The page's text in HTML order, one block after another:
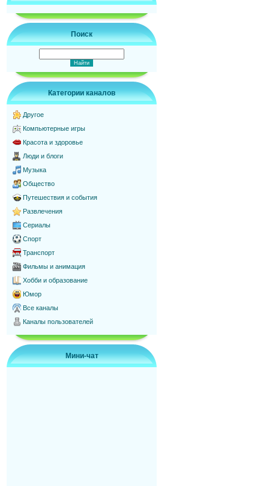
Поиск
Категории каналов
Другое
Компьютерные игры
Красота и здоровье
Люди и блоги
Музыка
Общество
Путешествия и события
Развлечения
Сериалы
Спорт
Транспорт
Фильмы и анимация
Хобби и образование
Юмор
Все каналы
Каналы пользователей
Мини-чат